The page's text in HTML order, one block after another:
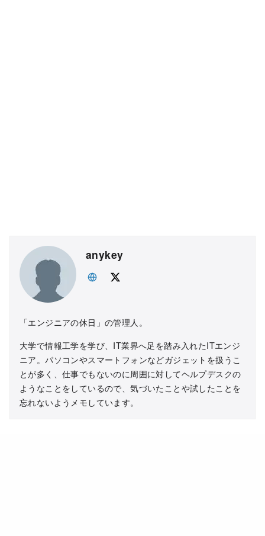
anykey
「エンジニアの休日」の管理人。
大学で情報工学を学び、IT業界へ足を踏み入れたITエンジ
ニア。パソコンやスマートフォンなどガジェットを扱うこ
とが多く、仕事でもないのに周囲に対してヘルプデスクの
ようなことをしているので、気づいたことや試したことを
忘れないようメモしています。